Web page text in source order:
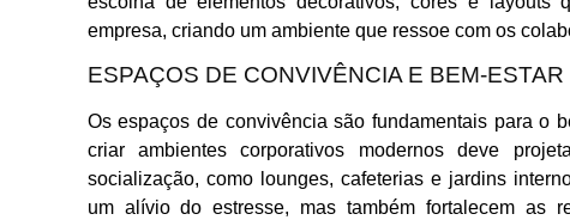
empresa, criando um ambiente que ressoe com os
ESPAÇOS DE CONVIVÊNCIA E BEM-ESTAR
Os espaços de convivência são fundamentais para o
criar ambientes corporativos modernos deve
socialização, como lounges, cafeterias e jardins
um alívio do estresse, mas também fortalecem as